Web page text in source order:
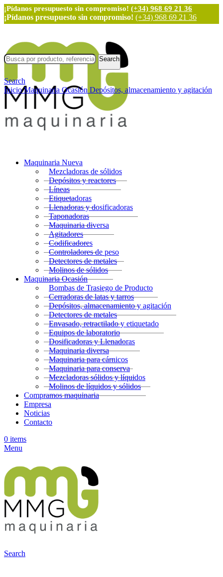
¡Pídanos presupuesto sin compromiso! (+34) 968 69 21 36
¡Pídanos presupuesto sin compromiso! (+34) 968 69 21 36
Maquinaria Nueva
Mezcladoras de sólidos
Depósitos y reactores
Líneas
Etiquetadoras
Llenadoras y dosificadoras
Taponadoras
Maquinaria diversa
Agitadores
Codificadores
Controladores de peso
Detectores de metales
Molinos de sólidos
Maquinaria Ocasión
Bombas de Trasiego de Producto
Cerradoras de latas y tarros
Depósitos, almacenamiento y agitación
Detectores de metales
Envasado, retractilado y etiquetado
Equipos de laboratorio
Dosificadoras y Llenadoras
Maquinaria diversa
Maquinaria para cárnicos
Maquinaria para conserva
Mezcladoras sólidos y líquidos
Molinos de líquidos y sólidos
Compramos maquinaria
Empresa
Noticias
Contacto
0 items
Menu
Search
Search
Search
InicioMaquinaria Ocasión Depósitos, almacenamiento y agitación